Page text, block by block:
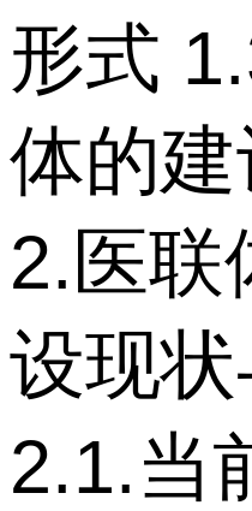
形式
体的
2.医联
设现
2.1.当